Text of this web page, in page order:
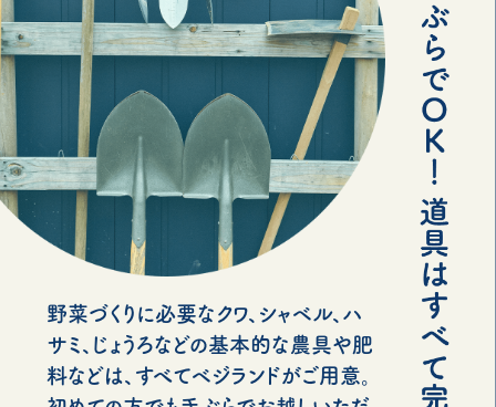
野菜づくりに必要なクワ、シャベル、ハ
サミ、じょうろなどの基本的な農具や肥
料などは、すべてベジランドがご用意。